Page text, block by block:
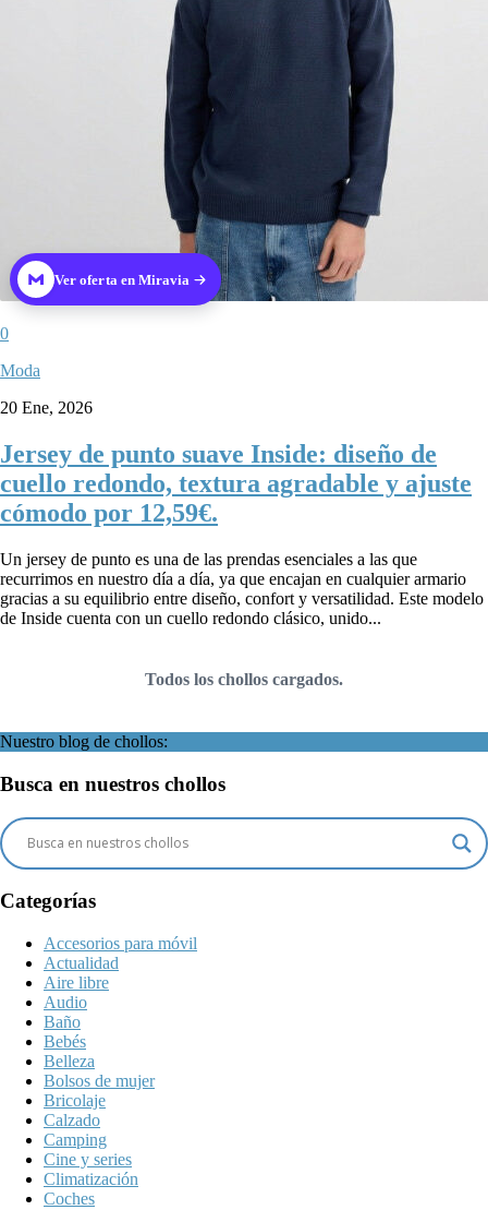
Ver oferta en Miravia
0
Moda
20 Ene, 2026
Jersey de punto suave Inside: diseño de
cuello redondo, textura agradable y ajuste
cómodo por 12,59€.
Un jersey de punto es una de las prendas esenciales a las que
recurrimos en nuestro día a día, ya que encajan en cualquier armario
gracias a su equilibrio entre diseño, confort y versatilidad. Este modelo
de Inside cuenta con un cuello redondo clásico, unido...
Todos los chollos cargados.
Nuestro blog de chollos:
Busca en nuestros chollos
Categorías
Accesorios para móvil
Actualidad
Aire libre
Audio
Baño
Bebés
Belleza
Bolsos de mujer
Bricolaje
Calzado
Camping
Cine y series
Climatización
Coches